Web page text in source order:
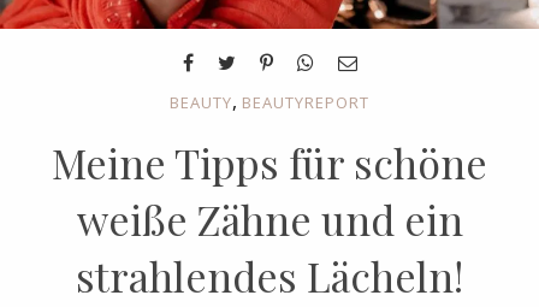
BEAUTY, BEAUTYREPORT
Meine Tipps für schöne
weiße Zähne und ein
strahlendes Lächeln!